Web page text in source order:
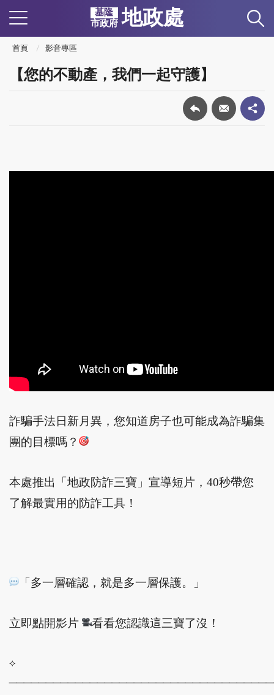
基隆
市政府 地政處
首頁 影音專區
【您的不動產，我們一起守護】
詐騙手法日新月異，您知道房子也可能成為詐騙集
團的目標嗎？
本處推出「地政防詐三寶」宣導短片，40秒帶您
了解最實用的防詐工具！
「多一層確認，就是多一層保護。」
立即點開影片 看看您認識這三寶了沒！
⟡